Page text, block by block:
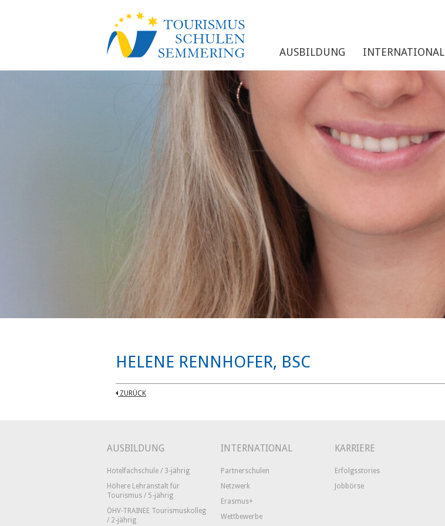
AUSBILDUNG INTERNATIONAL
HELENE RENNHOFER, BSC
ZURÜCK
AUSBILDUNG
Hotelfachschule / 3-jährig
Höhere Lehranstalt für
Tourismus / 5-jährig
ÖHV-TRAINEE Tourismuskolleg
/ 2-jährig
INTERNATIONAL
Partnerschulen
Netzwerk
Erasmus+
Wettbewerbe
KARRIERE
Erfolgsstories
Jobbörse